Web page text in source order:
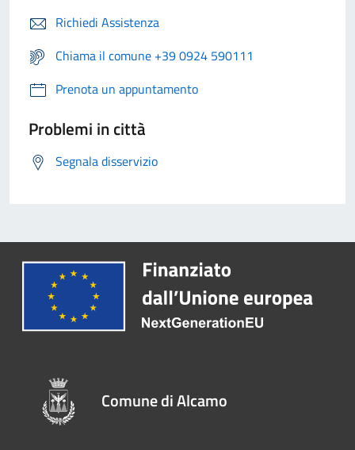
Richiedi Assistenza
Chiama il comune +39 0924 590111
Prenota un appuntamento
Problemi in città
Segnala disservizio
Comune di Alcamo